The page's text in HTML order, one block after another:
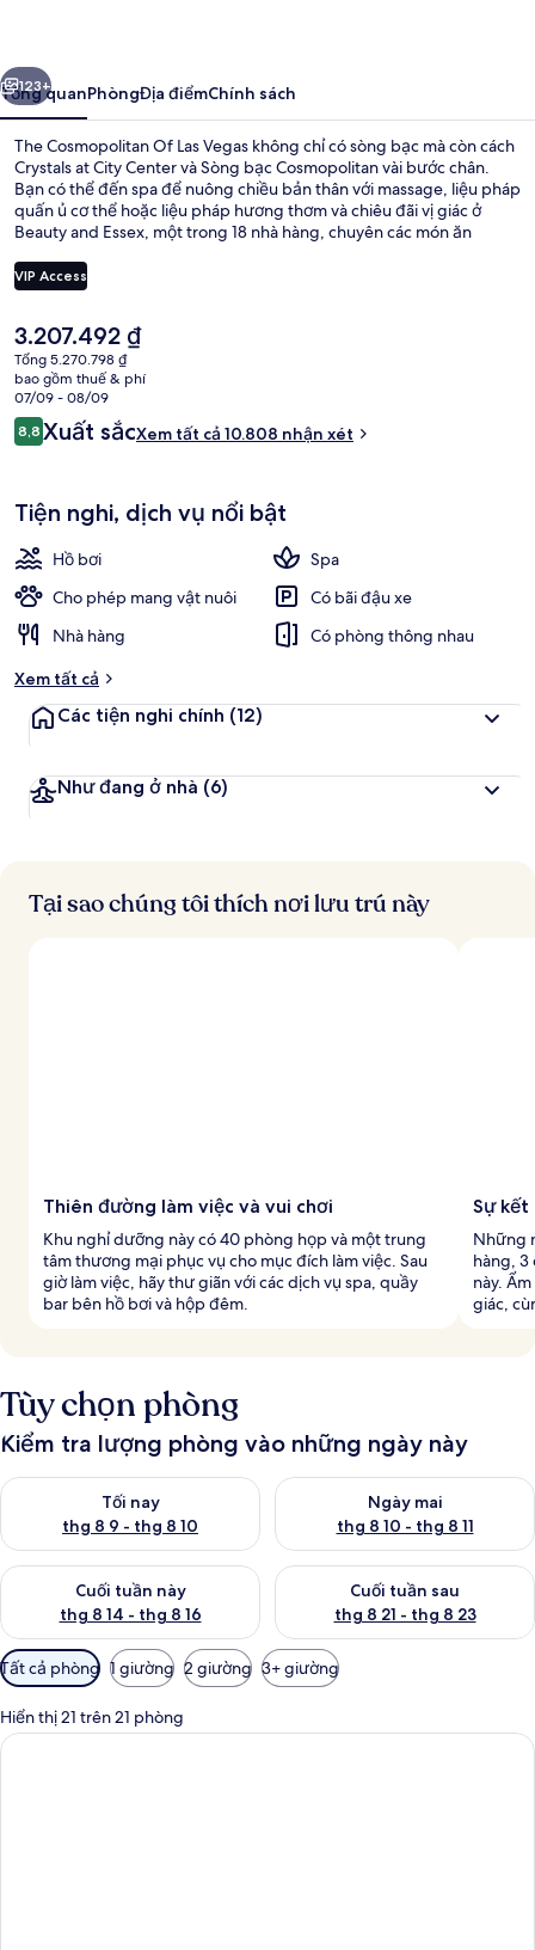
Vegas
Tiếp
123+
Tổng quanPhòngĐịa điểmChính sách
The Cosmopolitan Of Las Vegas không chỉ có sòng bạc mà còn cách
Crystals at City Center và Sòng bạc Cosmopolitan vài bước chân.
Bạn có thể đến spa để nuông chiều bản thân với massage, liệu pháp
quấn ủ cơ thể hoặc liệu pháp hương thơm và chiêu đãi vị giác ở
Beauty and Essex, một trong 18 nhà hàng, chuyên các món ăn
khác tại resort sang trọng này bao gồm 2 quán bar cạnh hồ bơi,
trung tâm thể thao phục vụ 24 giờ và bồn tắm spa. Hồ bơi và nhân
trú nằm cách dịch vụ giao thông công cộng một quãng đi bộ ngắn:
cách Ga Ballys and Paris Las Vegas Monorail 13 phút và Ga Flamingo -
Caesars Palace Monorail 14 phút.
VIP Access
Giá
hiện
tại
là
3.207.492 ₫
3.207.492 ₫
Tổng 5.270.798 ₫
bao gồm thuế & phí
07/09 - 08/09
Nhận
xét
8,88,8 trên 10,
Xuất sắcXem tất cả 10.808 nhận xét
Tiện nghi, dịch vụ nổi bật
Hồ bơi
Spa
Cho phép mang vật nuôi
Có bãi đậu xe
Nhà hàng
Có phòng thông nhau
Xem tất cả
Các tiện nghi chính (12)
Như đang ở nhà (6)
Tại sao chúng tôi thích nơi lưu trú này
Thiên đường làm việc và vui chơi
Khu nghỉ dưỡng này có 40 phòng họp và một trung
tâm thương mại phục vụ cho mục đích làm việc. Sau
giờ làm việc, hãy thư giãn với các dịch vụ spa, quầy
bar bên hồ bơi và hộp đêm.
Sự kết
Những
hàng, 3
này.
giác,
Tùy chọn phòng
Kiểm tra lượng phòng vào những ngày này
Tối nay
thg 8 9 - thg 8 10
Kiểm tra lượng phòng tối nay từ thg 8 9 - thg 8 10
Ngày mai
thg 8 10 - thg 8 11
Kiểm tra lượng phòng ngày
Cuối tuần này
thg 8 14 - thg 8 16
Kiểm tra lượng phòng cuối tuần này từ thg 8 14 - thg 8 16
Cuối tuần sau
thg 8 21 - thg 8 23
Kiểm tra lượng phòng cuối
Bộ
lọc
có
thể
Tất cả phòng 1 giường 2 giường 3+ giường
Hiển thị 21 trên 21 phòng